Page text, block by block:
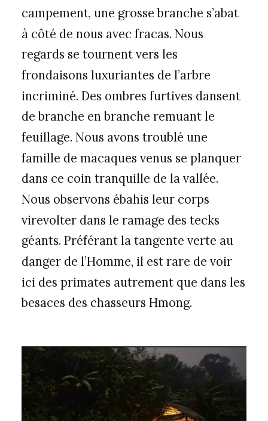
campement, une grosse branche s’abat
à côté de nous avec fracas. Nous
regards se tournent vers les
frondaisons luxuriantes de l’arbre
incriminé. Des ombres furtives dansent
de branche en branche remuant le
feuillage. Nous avons troublé une
famille de macaques venus se planquer
dans ce coin tranquille de la vallée.
Nous observons ébahis leur corps
virevolter dans le ramage des tecks
géants. Préférant la tangente verte au
danger de l’Homme, il est rare de voir
ici des primates autrement que dans les
besaces des chasseurs Hmong.